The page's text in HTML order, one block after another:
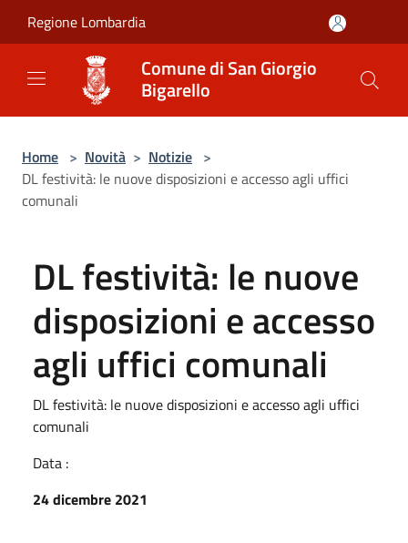
Regione Lombardia
Comune di San Giorgio
Bigarello
Home > Novità > Notizie >
DL festività: le nuove disposizioni e accesso agli uffici
comunali
DL festività: le nuove
disposizioni e accesso
agli uffici comunali
DL festività: le nuove disposizioni e accesso agli uffici
comunali
Data :
24 dicembre 2021